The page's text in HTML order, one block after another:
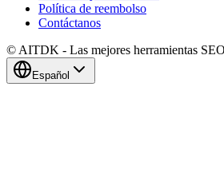
Política de reembolso
Contáctanos
© AITDK - Las mejores herramientas
Español